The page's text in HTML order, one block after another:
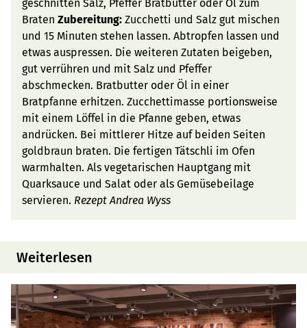
geschnitten Salz, Pfeffer Bratbutter oder Öl zum
Braten Zubereitung: Zucchetti und Salz gut mischen
und 15 Minuten stehen lassen. Abtropfen lassen und
etwas auspressen. Die weiteren Zutaten beigeben,
gut verrühren und mit Salz und Pfeffer
abschmecken. Bratbutter oder Öl in einer
Bratpfanne erhitzen. Zucchettimasse portionsweise
mit einem Löffel in die Pfanne geben, etwas
andrücken. Bei mittlerer Hitze auf beiden Seiten
goldbraun braten. Die fertigen Tätschli im Ofen
warmhalten. Als vegetarischen Hauptgang mit
Quarksauce und Salat oder als Gemüsebeilage
servieren. Rezept Andrea Wyss
Weiterlesen